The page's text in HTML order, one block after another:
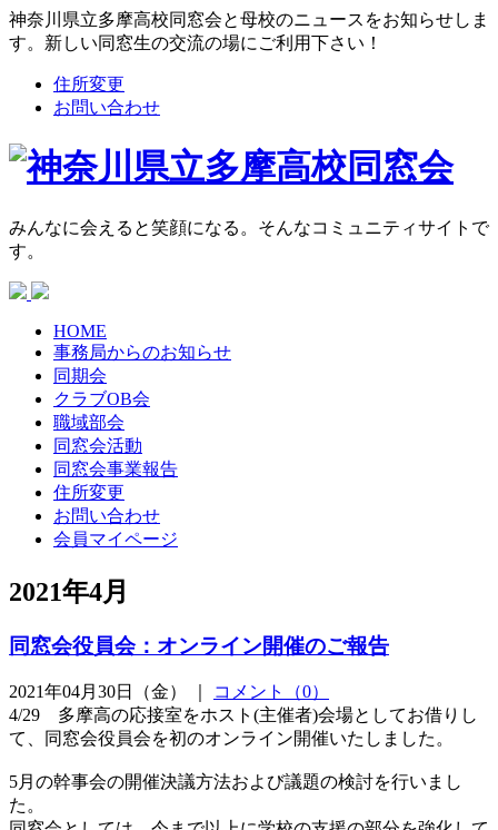
神奈川県立多摩高校同窓会と母校のニュースをお知らせしま
す。新しい同窓生の交流の場にご利用下さい！
住所変更
お問い合わせ
みんなに会えると笑顔になる。そんなコミュニティサイトで
す。
HOME
事務局からのお知らせ
同期会
クラブOB会
職域部会
同窓会活動
同窓会事業報告
住所変更
お問い合わせ
会員マイページ
2021年4月
同窓会役員会：オンライン開催のご報告
2021年04月30日（金） ｜
コメント（0）
4/29 多摩高の応接室をホスト(主催者)会場としてお借りし
て、同窓会役員会を初のオンライン開催いたしました。
5月の幹事会の開催決議方法および議題の検討を行いまし
た。